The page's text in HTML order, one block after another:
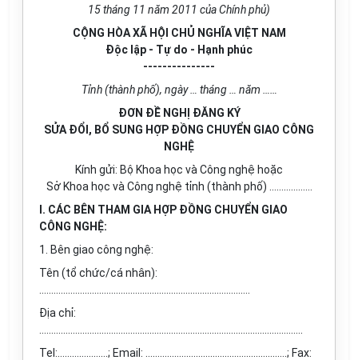
15 tháng 11 năm 2011 của Chính phủ)
CỘNG HÒA XÃ HỘI CHỦ NGHĨA VIỆT NAM
Độc lập - Tự do - Hạnh phúc
---------------
Tỉnh (thành phố), ngày … tháng … năm ……
ĐƠN ĐỀ NGHỊ ĐĂNG KÝ
SỬA ĐỔI, BỔ SUNG HỢP ĐỒNG CHUYỂN GIAO CÔNG
NGHỆ
Kính gửi: Bộ Khoa học và Công nghệ hoặc
Sở Khoa học và Công nghệ tỉnh (thành phố) ………………
I. CÁC BÊN THAM GIA HỢP ĐỒNG CHUYỂN GIAO
CÔNG NGHỆ:
1. Bên giao công nghệ:
Tên (tổ chức/cá nhân):
Địa chỉ:
Tel:…………………; Email: ………………………….........................….; Fax: